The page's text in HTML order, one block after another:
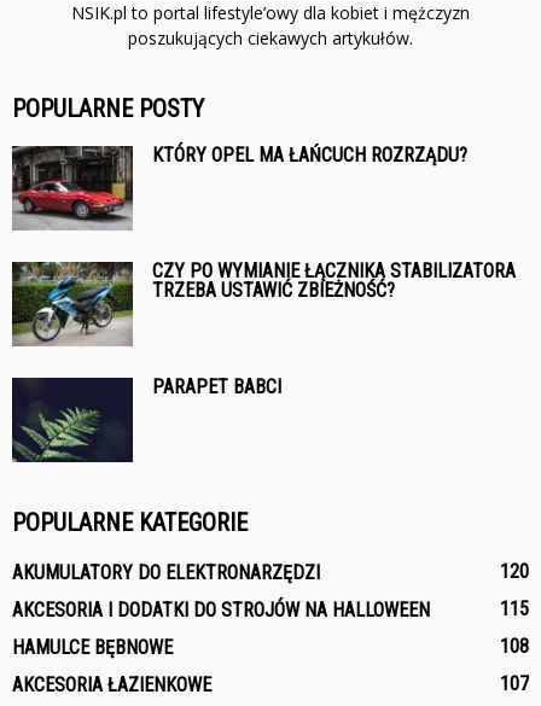
NSIK.pl to portal lifestyle’owy dla kobiet i mężczyzn
poszukujących ciekawych artykułów.
POPULARNE POSTY
KTÓRY OPEL MA ŁAŃCUCH ROZRZĄDU?
CZY PO WYMIANIE ŁĄCZNIKA STABILIZATORA
TRZEBA USTAWIĆ ZBIEŻNOŚĆ?
PARAPET BABCI
POPULARNE KATEGORIE
AKUMULATORY DO ELEKTRONARZĘDZI
120
AKCESORIA I DODATKI DO STROJÓW NA HALLOWEEN
115
HAMULCE BĘBNOWE
108
AKCESORIA ŁAZIENKOWE
107